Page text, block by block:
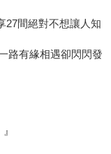
間絕對不想讓人知
有緣相遇卻閃閃發